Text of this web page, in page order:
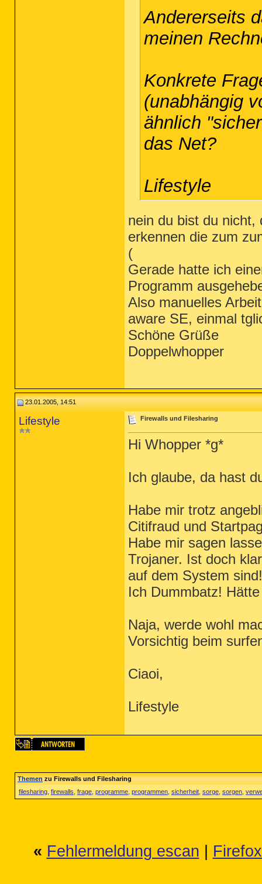
Andererseits
meinen
Konkrete
(unabhängig
ähnlich
das Net?
Lifestyle
nein du bist du nicht,
erkennen die zum
(
Gerade hatte ich
Programm
Also manuelles
aware SE, einmal
Schöne Grüße
Doppelwhopper
23.01.2005, 14:51
Lifestyle Firewalls und Filesharing
Hi Whopper *g*
Ich glaube, da hast
Habe mir trotz
Citifraud und
Habe mir sagen
Trojaner. Ist doch
auf dem System
Ich Dummbatz!
Naja, werde wohl
Vorsichtig beim
Ciaoi,
Lifestyle
Themenzu Firewalls und Filesharing
filesharing firewalls frage programme programmen sicherheit sorge sorgen
« Fehlermeldung escan